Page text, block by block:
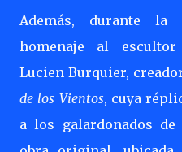
Además, durante
homenaje al
Lucien Burquier,
de los Vientos, cuya
a los galardonados